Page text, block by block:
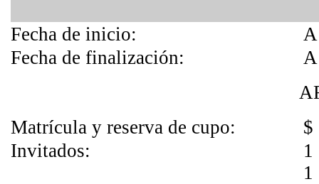
Fecha de inicio:
Fecha de finalización:
Matrícula y reserva de cupo:
$
Invitados:
1
1